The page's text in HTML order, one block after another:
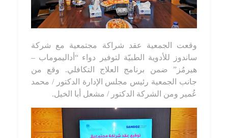
وقعت الجمعية عقد شراكة مجتمعية مع شركة
ساندوز للأدوية الطبيّة لتوفير دواء “أداليموماب –
هيرمُز” ضمن برنامج العلاج التكافلي. وقع من
جانب الجمعية رئيس مجلس الإدارة الدكتور / محمد
عُمير ومن الشركة الدكتور / مشعل أبا الخيل.